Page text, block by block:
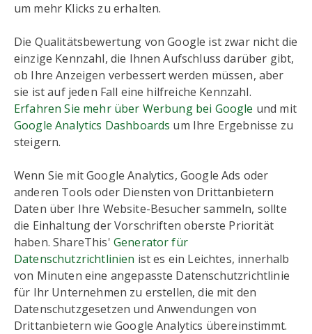
um mehr Klicks zu erhalten.
Die Qualitätsbewertung von Google ist zwar nicht die
einzige Kennzahl, die Ihnen Aufschluss darüber gibt,
ob Ihre Anzeigen verbessert werden müssen, aber
sie ist auf jeden Fall eine hilfreiche Kennzahl.
Erfahren Sie mehr über Werbung bei Google und mit
Google Analytics Dashboards um Ihre Ergebnisse zu
steigern.
Wenn Sie mit Google Analytics, Google Ads oder
anderen Tools oder Diensten von Drittanbietern
Daten über Ihre Website-Besucher sammeln, sollte
die Einhaltung der Vorschriften oberste Priorität
haben. ShareThis' Generator für
Datenschutzrichtlinien ist es ein Leichtes, innerhalb
von Minuten eine angepasste Datenschutzrichtlinie
für Ihr Unternehmen zu erstellen, die mit den
Datenschutzgesetzen und Anwendungen von
Drittanbietern wie Google Analytics übereinstimmt.